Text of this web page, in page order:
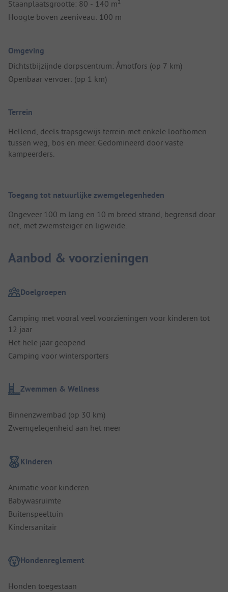
Staanplaatsgrootte: 80 - 140 m²
Hoogte boven zeeniveau: 100 m
Omgeving
Dichtstbijzijnde dorpscentrum: Åmotfors (op 7 km)
Openbaar vervoer: (op 1 km)
Terrein
Hellend, deels trapsgewijs terrein met enkele loofbomen
tussen weg, bos en meer. Gedomineerd door vaste
kampeerders.
Toegang tot natuurlijke zwemgelegenheden
Ongeveer 100 m lang en 10 m breed strand, begrensd door
riet, met zwemsteiger en ligweide.
Aanbod & voorzieningen
Doelgroepen
Camping met vooral veel voorzieningen voor kinderen tot
12 jaar
Het hele jaar geopend
Camping voor wintersporters
Zwemmen & Wellness
Binnenzwembad (op 30 km)
Zwemgelegenheid aan het meer
Kinderen
Animatie voor kinderen
Babywasruimte
Buitenspeeltuin
Kindersanitair
Hondenreglement
Honden toegestaan